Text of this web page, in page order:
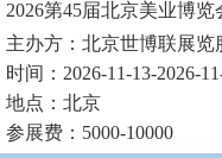
2026第45届北京美业博览
主办方：北京世博联展览
时间：2026-11-13-2026-
地点：北京
参展费：5000-10000